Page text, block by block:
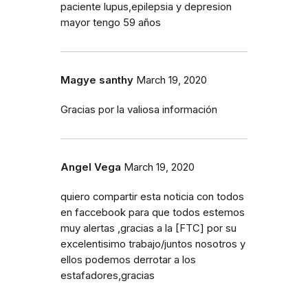
paciente lupus,epilepsia y depresion
mayor tengo 59 años
Magye santhy March 19, 2020
Gracias por la valiosa información
Angel Vega March 19, 2020
quiero compartir esta noticia con todos
en faccebook para que todos estemos
muy alertas ,gracias a la [FTC] por su
excelentisimo trabajo/juntos nosotros y
ellos podemos derrotar a los
estafadores,gracias